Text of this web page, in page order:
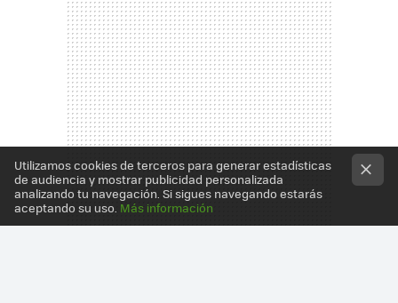
Utilizamos cookies de terceros para generar estadísticas
de audiencia y mostrar publicidad personalizada
analizando tu navegación. Si sigues navegando estarás
aceptando su uso. Más información